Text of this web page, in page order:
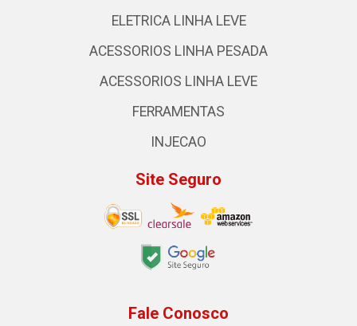
ELETRICA LINHA LEVE
ACESSORIOS LINHA PESADA
ACESSORIOS LINHA LEVE
FERRAMENTAS
INJECAO
Site Seguro
Fale Conosco